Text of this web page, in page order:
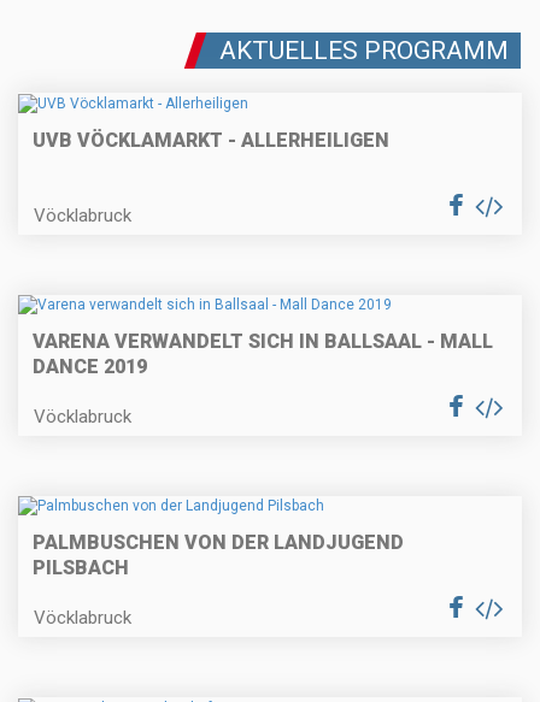
AKTUELLES PROGRAMM
UVB VÖCKLAMARKT - ALLERHEILIGEN
Vöcklabruck
VARENA VERWANDELT SICH IN BALLSAAL - MALL
DANCE 2019
Vöcklabruck
PALMBUSCHEN VON DER LANDJUGEND
PILSBACH
Vöcklabruck